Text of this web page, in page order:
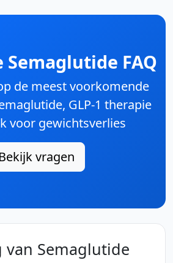
FAQ
de meest voorkomende
GLP-1 therapie
voor gewichtsverlies
Bekijk vragen
van Semaglutide